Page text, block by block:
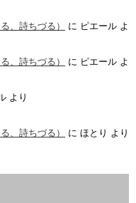
、詩ちづる）
に ピエール よ
、詩ちづる）
に ピエール よ
より
、詩ちづる）
に ほとり より